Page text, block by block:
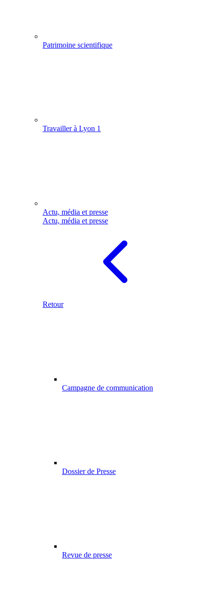
Patrimoine scientifique
Travailler à Lyon 1
Actu, média et presse
Actu, média et presse
Retour
Campagne de communication
Dossier de Presse
Revue de presse